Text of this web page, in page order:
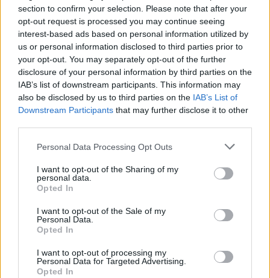
section to confirm your selection. Please note that after your
opt-out request is processed you may continue seeing
interest-based ads based on personal information utilized by
us or personal information disclosed to third parties prior to
your opt-out. You may separately opt-out of the further
disclosure of your personal information by third parties on the
IAB’s list of downstream participants. This information may
also be disclosed by us to third parties on the IAB’s List of
Downstream Participants that may further disclose it to other
Personal Data Processing Opt Outs
I want to opt-out of the Sharing of my
personal data.
Opted In
I want to opt-out of the Sale of my
Personal Data.
Opted In
I want to opt-out of processing my
Personal Data for Targeted Advertising.
Opted In
2003 7.1
Charlie angyalai Teljes
gázzal
2018 5.5
Az utolsó pogány király
Star Wars II. rész - A klónok
támadása
SOROZAT
Halo